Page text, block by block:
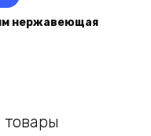
нержавеющая